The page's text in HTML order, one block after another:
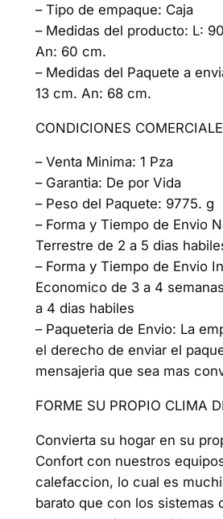
– Tipo de empaque: Caja
– Medidas del producto: L:
An: 60 cm.
– Medidas del Paquete a
13 cm. An: 68 cm.
CONDICIONES
– Venta Minima: 1 Pza
– Garantia: De por Vida
– Peso del Paquete: 9775. g
– Forma y Tiempo de Envio
Terrestre de 2 a 5 dias
– Forma y Tiempo de Envio
Economico de 3 a 4
a 4 dias habiles
– Paqueteria de Envio: La
el derecho de enviar el
mensajeria que sea mas
FORME SU PROPIO CLIMA
Convierta su hogar en su
Confort con nuestros
calefaccion, lo cual es
barato que con los sistemas